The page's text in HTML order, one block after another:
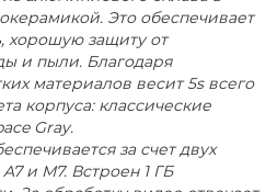
Это обеспечивает
хорошую защиту от
и пыли. Благодаря
материалов весит 5s всего
корпуса: классические
Gray.
за счет двух
и M7. Встроен 1 ГБ